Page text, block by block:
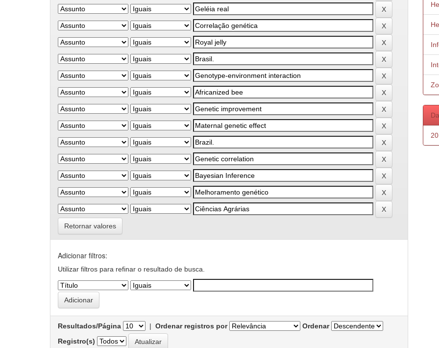
Retornar valores
Adicionar filtros:
Utilizar filtros para refinar o resultado de busca.
Resultados/Página | Ordenar registros por
Ordenar
Registro(s)